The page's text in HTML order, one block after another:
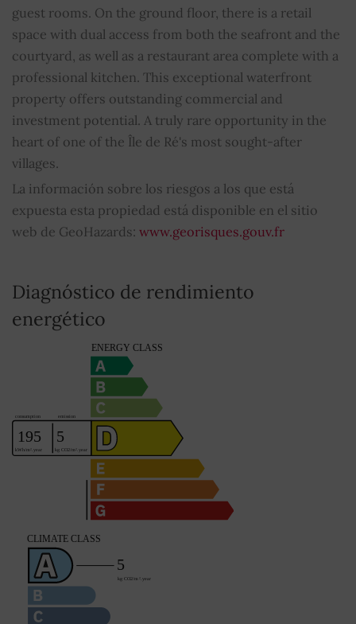
guest rooms. On the ground floor, there is a retail
space with dual access from both the seafront and the
courtyard, as well as a restaurant area complete with a
professional kitchen. This exceptional waterfront
property offers outstanding commercial and
investment potential. A truly rare opportunity in the
heart of one of the Île de Ré's most sought-after
villages.
La información sobre los riesgos a los que está
expuesta esta propiedad está disponible en el sitio
web de GeoHazards: www.georisques.gouv.fr
Diagnóstico de rendimiento
energético